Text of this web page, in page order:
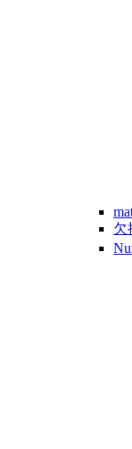
欠